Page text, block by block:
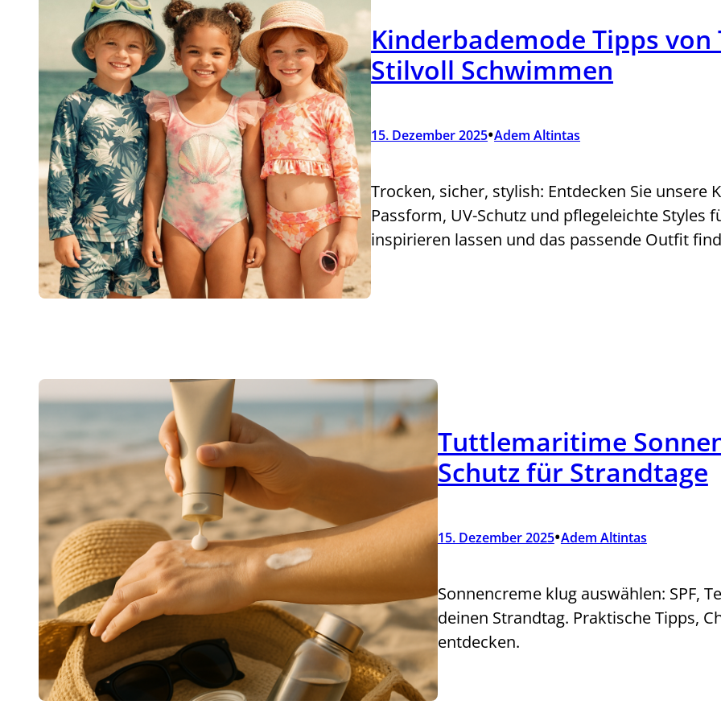
Kinderbademode Tipps
Stilvoll Schwimmen
15. Dezember 2025•Adem Altintas
Trocken, sicher, stylish: Entdecken Sie unsere
Passform, UV-Schutz und pflegeleichte Styles
inspirieren lassen und das passende Outfit
Tuttlemaritime
Schutz für Strandtage
15. Dezember 2025•Adem Altintas
Sonnencreme klug auswählen: SPF,
deinen Strandtag. Praktische Tipps,
entdecken.